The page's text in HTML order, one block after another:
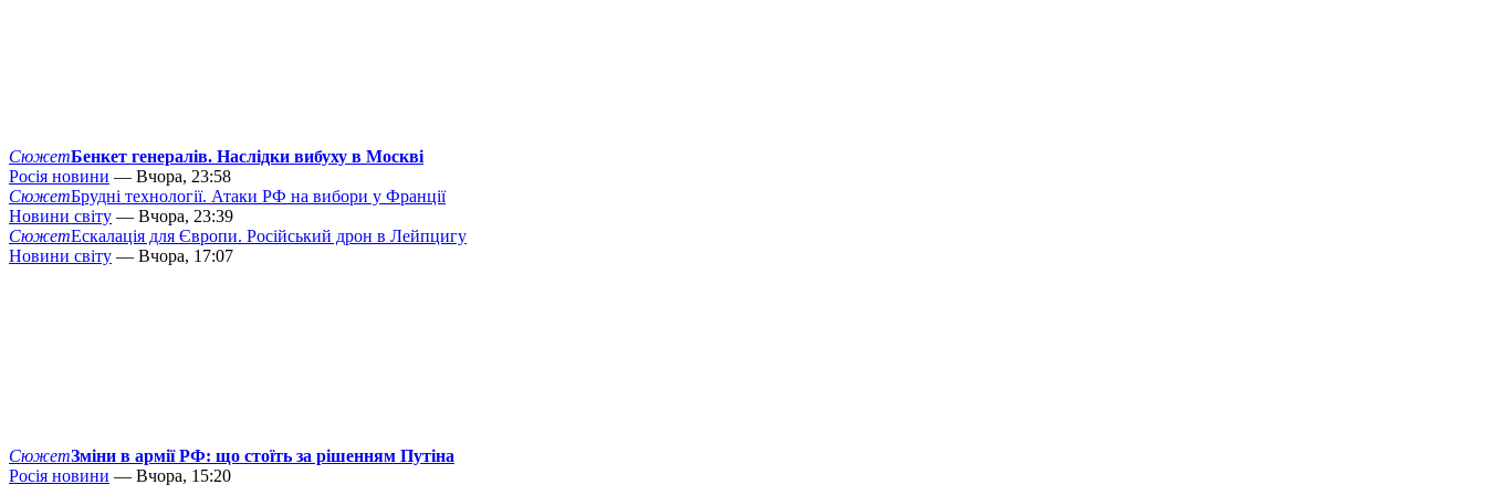
СюжетБенкет генералів. Наслідки вибуху в Москві
Росія новини — Вчора, 23:58
СюжетБрудні технології. Атаки РФ на вибори у Франції
Новини світу — Вчора, 23:39
СюжетЕскалація для Європи. Російський дрон в Лейпцигу
Новини світу — Вчора, 17:07
СюжетЗміни в армії РФ: що стоїть за рішенням Путіна
Росія новини — Вчора, 15:20